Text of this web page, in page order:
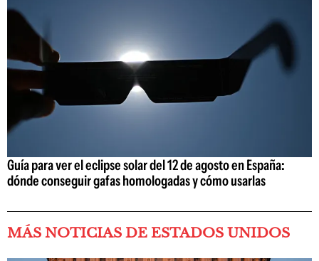
Guía para ver el eclipse solar del 12 de agosto en España:
dónde conseguir gafas homologadas y cómo usarlas
MÁS NOTICIAS DE ESTADOS UNIDOS